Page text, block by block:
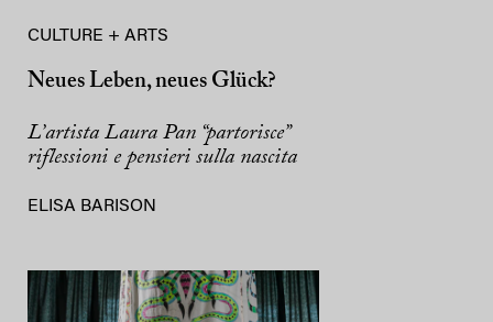
CULTURE + ARTS
Neues Leben, neues Glück?
L’artista Laura Pan “partorisce”
riflessioni e pensieri sulla nascita
ELISA BARISON